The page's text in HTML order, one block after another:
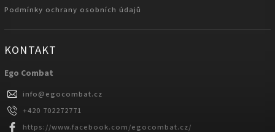
Podmínky ochrany osobních údajů
KONTAKT
Ego Combat
info@egocombat.cz
+420 702272771
https://www.facebook.com/egocombat.cz/